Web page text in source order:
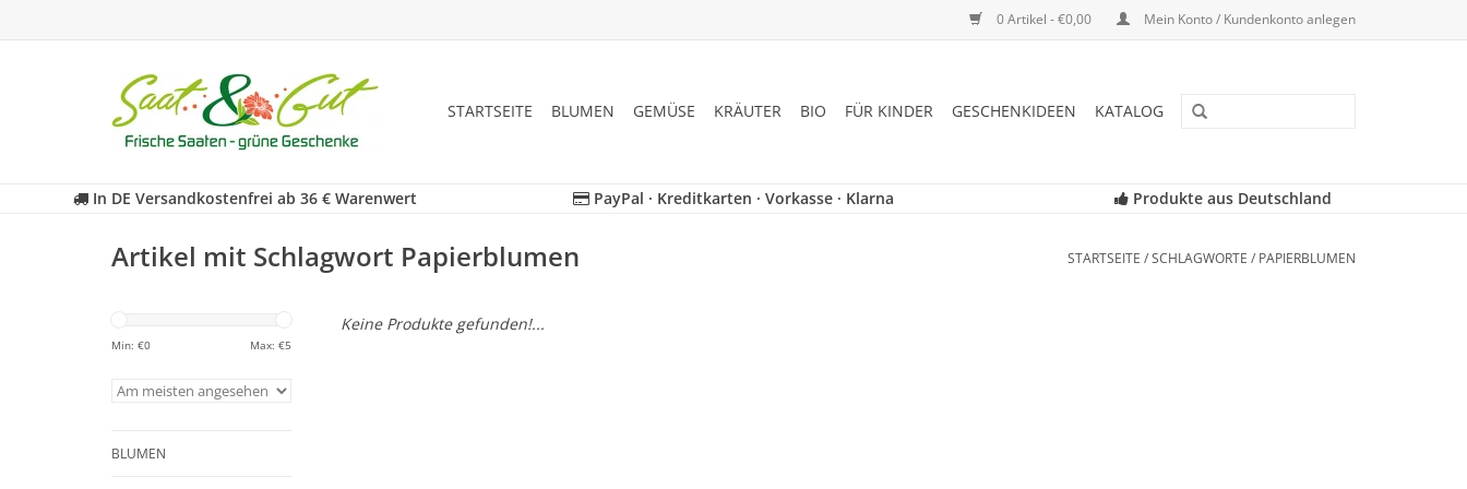
0 Artikel - €0,00 Mein Konto / Kundenkonto anlegen
STARTSEITE BLUMEN GEMÜSE KRÄUTER BIO FÜR KINDER GESCHENKIDEEN KATALOG
In DE Versandkostenfrei ab 36 € Warenwert PayPal · Kreditkarten · Vorkasse · Klarna Produkte aus Deutschland
Artikel mit Schlagwort Papierblumen STARTSEITE /SCHLAGWORTE / PAPIERBLUMEN
Min: €0 Max: €5
BLUMEN
Keine Produkte gefunden!...